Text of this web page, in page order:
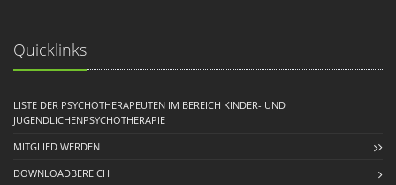
Quicklinks
LISTE DER PSYCHOTHERAPEUTEN IM BEREICH KINDER- UND
JUGENDLICHENPSYCHOTHERAPIE
MITGLIED WERDEN
DOWNLOADBEREICH